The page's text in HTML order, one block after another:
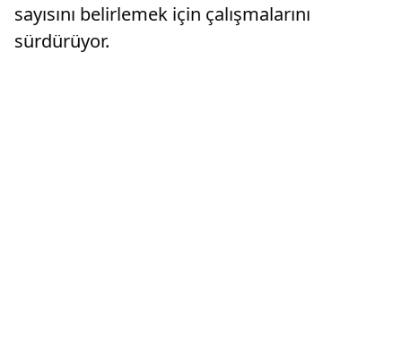
sayısını belirlemek için çalışmalarını
sürdürüyor.